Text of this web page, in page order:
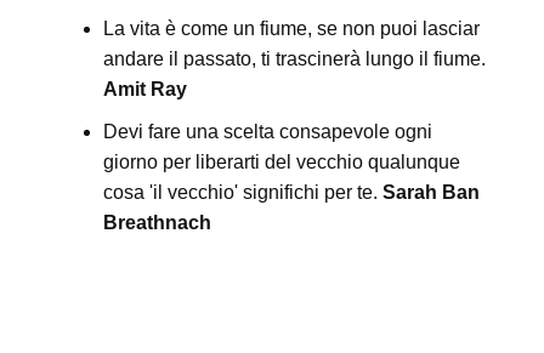
La vita è come un fiume, se non puoi lasciar
andare il passato, ti trascinerà lungo il fiume.
Amit Ray
Devi fare una scelta consapevole ogni
giorno per liberarti del vecchio qualunque
cosa 'il vecchio' significhi per te. Sarah Ban
Breathnach